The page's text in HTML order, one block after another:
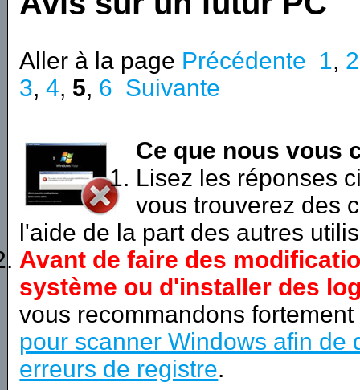
Aller à la page Précédente 1, 2
3,4, 5, 6 Suivante
Ce que nous vous
Lisez les réponses
vous trouverez des
l'aide de la part des autres
Avant de faire des
système ou d'installer des
vous recommandons
pour scanner Windows afin de
erreurs de registre.